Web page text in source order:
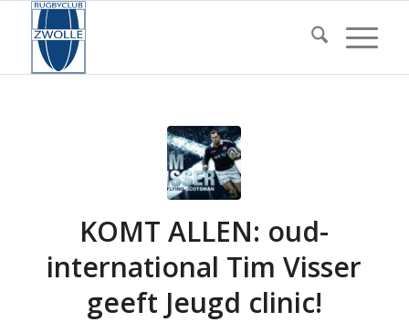
KOMT ALLEN: oud-
international Tim Visser
geeft Jeugd clinic!